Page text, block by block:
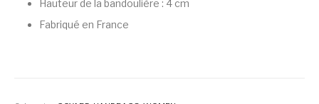
Hauteur de la bandoulière : 4 cm
Fabriqué en France